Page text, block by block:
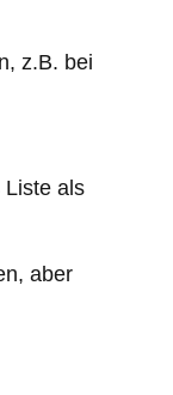
z.B. bei
Liste als
aber